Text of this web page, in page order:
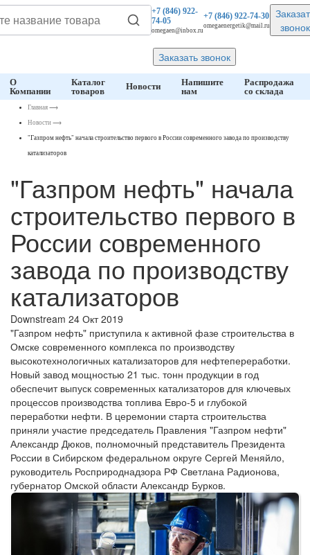
+7 (846)922-
74-05
omegaen@inbox.ru
+7 (846)922-74-30
omegaenergetik@mail.ru
звонок
Заказать звонок
О
Компании
Каталог
товаров
Новости
Напишите
нам
Распродажа
со склада
Главная ⟶
Новости ⟶
"Газпром нефть" начала строительство первого в России современного завода по производству
катализаторов
"Газпром нефть" начала
строительство первого в
России современного
завода по производству
катализаторов
Downstream 24 Окт 2019
"Газпром нефть" приступила к активной фазе строительства в
Омске современного комплекса по производству
высокотехнологичных катализаторов для нефтепереработки.
Новый завод мощностью 21 тыс. тонн продукции в год
обеспечит выпуск современных катализаторов для ключевых
процессов производства топлива Евро-5 и глубокой
переработки нефти. В церемонии старта строительства
приняли участие председатель Правления "Газпром нефти"
Александр Дюков, полномочный представитель Президента
России в Сибирском федеральном округе Сергей Меняйло,
руководитель Росприроднадзора РФ Светлана Радионова,
губернатор Омской области Александр Бурков.